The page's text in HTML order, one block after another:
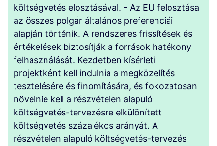
költségvetés elosztásával. - Az EU felosztása
az összes polgár általános preferenciái
alapján történik. A rendszeres frissítések és
értékelések biztosítják a források hatékony
felhasználását. Kezdetben kísérleti
projektként kell indulnia a megközelítés
tesztelésére és finomítására, és fokozatosan
növelnie kell a részvételen alapuló
költségvetés-tervezésre elkülönített
költségvetés százalékos arányát. A
részvételen alapuló költségvetés-tervezés